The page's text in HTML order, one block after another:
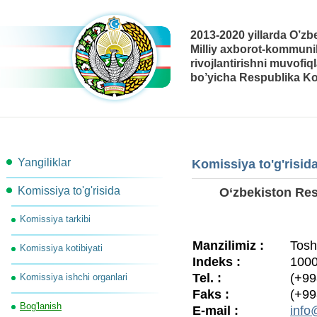
2013-2020 yillarda
Milliy axborot-
rivojlantirishni
bo’yicha Respublika
Yangiliklar
Komissiya to'g'risida
Komissiya tarkibi
Komissiya kotibiyati
Komissiya ishchi organlari
Bog'lanish
Komissiya
O‘zbekiston
Manzilimiz :
Indeks :
Tel. :
Faks :
E-mail :